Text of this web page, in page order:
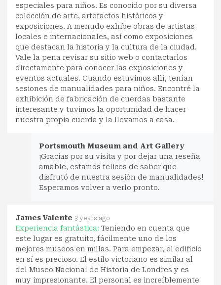
especiales para niños. Es conocido por su diversa
colección de arte, artefactos históricos y
exposiciones. A menudo exhibe obras de artistas
locales e internacionales, así como exposiciones
que destacan la historia y la cultura de la ciudad.
Vale la pena revisar su sitio web o contactarlos
directamente para conocer las exposiciones y
eventos actuales. Cuando estuvimos allí, tenían
sesiones de manualidades para niños. Encontré la
exhibición de fabricación de cuerdas bastante
interesante y tuvimos la oportunidad de hacer
nuestra propia cuerda y la llevamos a casa.
Portsmouth Museum and Art Gallery
¡Gracias por su visita y por dejar una reseña
amable, estamos felices de saber que
disfrutó de nuestra sesión de manualidades!
Esperamos volver a verlo pronto.
James Valente 3 years ago
Experiencia fantástica: Teniendo en cuenta que
este lugar es gratuito, fácilmente uno de los
mejores museos en millas. Para empezar, el edificio
en sí es precioso. El estilo victoriano es similar al
del Museo Nacional de Historia de Londres y es
muy impresionante. El personal es increíblemente